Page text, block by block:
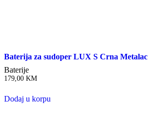
Baterija za sudoper LUX S Crna Metalac
Baterije
179,00 KM
Dodaj u korpu